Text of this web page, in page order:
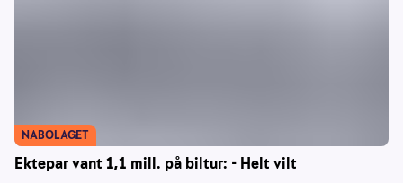
Ektepar vant 1,1 mill. på biltur: - Helt vilt
NABOLAGET